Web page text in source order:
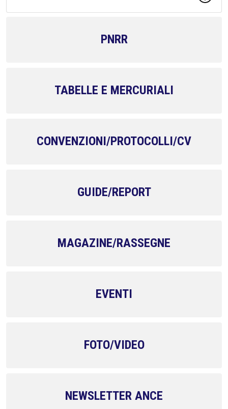
PNRR
TABELLE E MERCURIALI
CONVENZIONI/PROTOCOLLI/CV
GUIDE/REPORT
MAGAZINE/RASSEGNE
EVENTI
FOTO/VIDEO
NEWSLETTER ANCE